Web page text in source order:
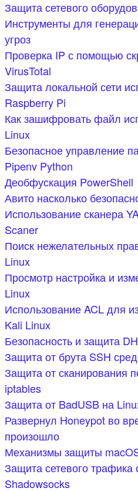
Защита сетевого
Инструменты для
угроз
Проверка IP с помощью
VirusTotal
Защита локальной сети
Raspberry Pi
Как зашифровать файл
Linux
Безопасное управление
Pipenv Python
Деобфускация PowerShell
Авито насколько
Использование сканера
Scaner
Поиск нежелательных
Linux
Просмотр настройка и
Linux
Использование ACL для
Kali Linux
Безопасность и защита
Защита от брута SSH
Защита от сканирования
iptables
Защита от BadUSB на
Развернул Honeypot во
произошло
Механизмы защиты
Защита сетевого
Shadowsocks